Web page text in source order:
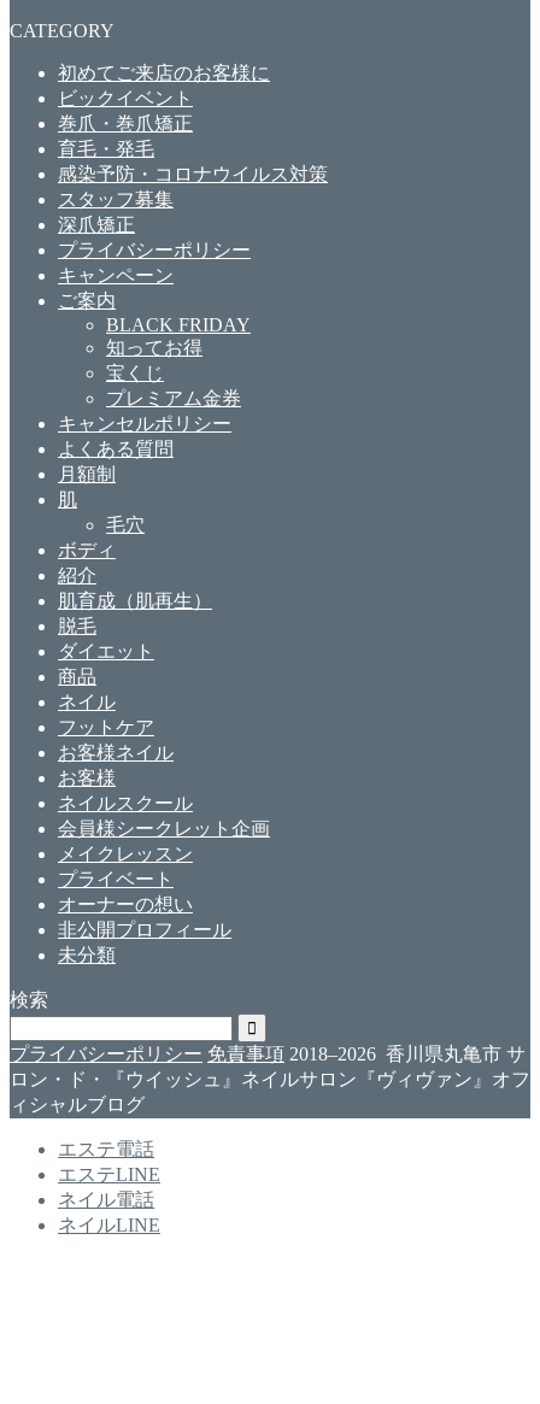
CATEGORY
初めてご来店のお客様に
ビックイベント
巻爪・巻爪矯正
育毛・発毛
感染予防・コロナウイルス対策
スタッフ募集
深爪矯正
プライバシーポリシー
キャンペーン
ご案内
BLACK FRIDAY
知ってお得
宝くじ
プレミアム金券
キャンセルポリシー
よくある質問
月額制
肌
毛穴
ボディ
紹介
肌育成（肌再生）
脱毛
ダイエット
商品
ネイル
フットケア
お客様ネイル
お客様
ネイルスクール
会員様シークレット企画
メイクレッスン
プライベート
オーナーの想い
非公開プロフィール
未分類
検索
プライバシーポリシー 免責事項 2018–2026 香川県丸亀市 サ
ロン・ド・『ウイッシュ』ネイルサロン『ヴィヴァン』オフ
ィシャルブログ
エステ電話
エステLINE
ネイル電話
ネイルLINE